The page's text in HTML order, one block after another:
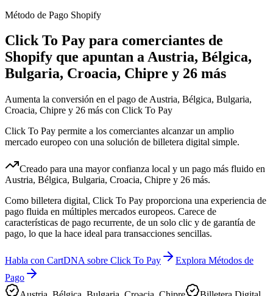
Método de Pago Shopify
Click To Pay para comerciantes de
Shopify que apuntan a Austria, Bélgica,
Bulgaria, Croacia, Chipre y 26 más
Aumenta la conversión en el pago de Austria, Bélgica, Bulgaria,
Croacia, Chipre y 26 más con Click To Pay
Click To Pay permite a los comerciantes alcanzar un amplio
mercado europeo con una solución de billetera digital simple.
Creado para una mayor confianza local y un pago más fluido en
Austria, Bélgica, Bulgaria, Croacia, Chipre y 26 más.
Como billetera digital, Click To Pay proporciona una experiencia de
pago fluida en múltiples mercados europeos. Carece de
características de pago recurrente, de un solo clic y de garantía de
pago, lo que la hace ideal para transacciones sencillas.
Habla con CartDNA sobre Click To Pay
Explora Métodos de
Pago